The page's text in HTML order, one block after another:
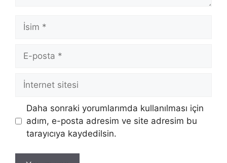
İsim
posta
İnternet
Daha sonraki yorumlarımda kullanılması için
adım, e-posta adresim ve site adresim bu
tarayıcıya kaydedilsin.